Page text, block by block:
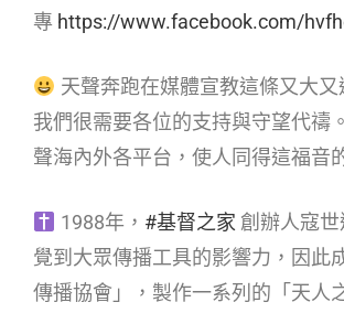
專 https://www.facebook.com/
天聲奔跑在媒體宣教這條又大又
我們很需要各位的支持與守望代禱
聲海內外各平台，使人同得這福音
1988年， #基督之家 創辦人寇
覺到大眾傳播工具的影響力，因此
傳播協會」，製作一系列的「天人